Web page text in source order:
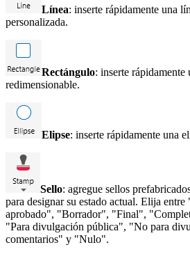
Línea: inserte rápidamente una
personalizada.
Rectángulo: inserte rápidamente
redimensionable.
Elipse: inserte rápidamente una
Sello: agregue sellos
para designar su estado actual. Elija
aprobado", "Borrador", "Final",
"Para divulgación pública", "No para
comentarios" y "Nulo".